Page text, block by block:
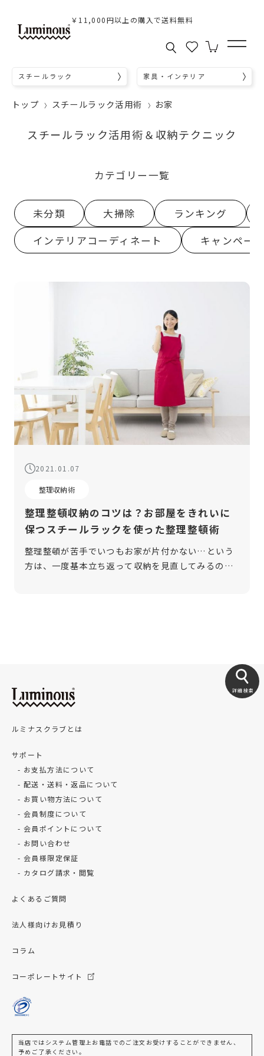
￥11,000円以上の購入で送料無料
スチールラック 家具・インテリア
トップ スチールラック活用術 お家
スチールラック活用術＆収納テクニック
カテゴリー一覧
未分類 大掃除
ランキング
インテリアコーディネート
キャンペー
2021.01.07
整理収納術
整理整頓収納のコツは？お部屋をきれいに
保つスチールラックを使った整理整頓術
整理整頓が苦手でいつもお家が片付かない…という
方は、一度基本立ち返って収納を見直してみるのも
詳細検索
ルミナスクラブとは
サポート
お支払方法について
配送・送料・返品について
お買い物方法について
会員制度について
会員ポイントについて
お問い合わせ
会員様限定保証
カタログ請求・閲覧
よくあるご質問
法人様向けお見積り
コラム
コーポレートサイト
当店ではシステム管理上お電話でのご注文お受けすることができません、
予めご了承ください。